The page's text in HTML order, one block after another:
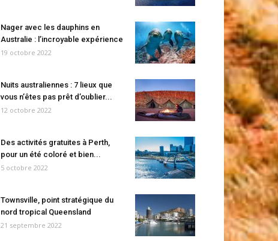
Nager avec les dauphins en
Australie : l’incroyable expérience
19 octobre 2022
Nuits australiennes : 7 lieux que
vous n’êtes pas prêt d’oublier...
12 octobre 2022
Des activités gratuites à Perth,
pour un été coloré et bien...
5 octobre 2022
Townsville, point stratégique du
nord tropical Queensland
21 septembre 2022